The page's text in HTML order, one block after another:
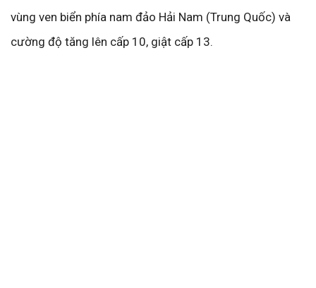
vùng ven biển phía nam đảo Hải Nam (Trung Quốc) và
cường độ tăng lên cấp 10, giật cấp 13.